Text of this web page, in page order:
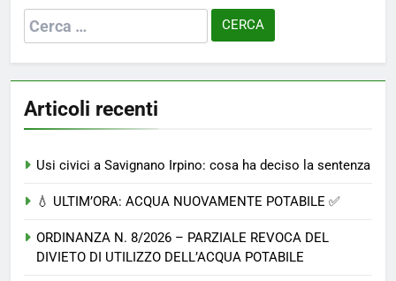
Ricerca
per:
Articoli recenti
Usi civici a Savignano Irpino: cosa ha deciso la sentenza
💧 ULTIM’ORA: ACQUA NUOVAMENTE POTABILE ✅
ORDINANZA N. 8/2026 – PARZIALE REVOCA DEL
DIVIETO DI UTILIZZO DELL’ACQUA POTABILE